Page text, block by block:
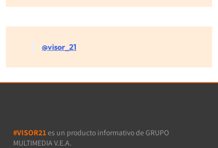
@visor_21
#VISOR21 es un producto informativo de GRUPO
MULTIMEDIA V.E.A.